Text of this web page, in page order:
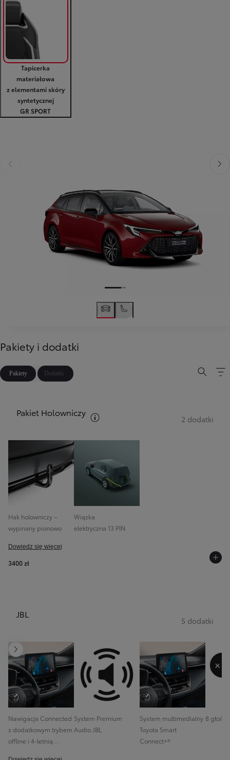
Tapicerka
materiałowa
z elementami skóry
syntetycznej
GR SPORT
Poprzedni
Pakiety i dodatki
Pakiety Dodatki
Pakiet Holowniczy
2 dodatki
Hak holowniczy –
wypinany pionowo
Wiązka
elektryczna 13 PIN
Dowiedz się więcej
3400 zł
JBL
5 dodatki
Następny
Nawigacja Connected
z dodatkowym trybem
offline i 4-letnią
System Premium
Audio JBL
System multimedialny
Toyota Smart
Connect+®
8